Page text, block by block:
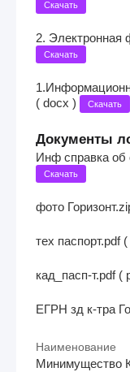
Скачать
2. Электронная
Скачать
( docx )
Скачать
Документы
Инф справка об
Скачать
фото
тех паспорт.pdf
кад_пасп-т.pdf (
ЕГРН зд к-тра
Наименование
Минимущество